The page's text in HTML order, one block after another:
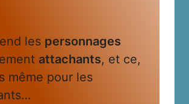
les personnages
attachants, et ce,
même pour les